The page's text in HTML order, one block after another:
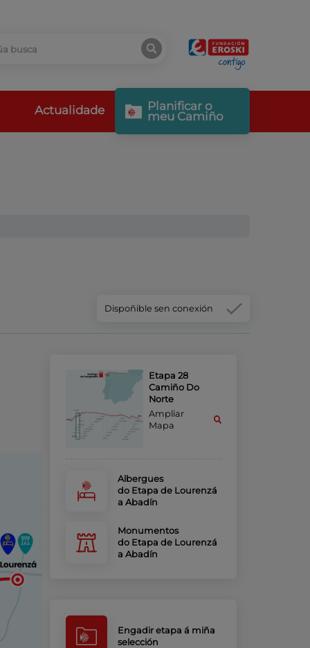
Actualidade Planificar o
meu Camiño
Dispoñible sen conexión
Etapa 28
Camiño Do
Norte
Ampliar
Mapa
Albergues
do Etapa de Lourenzá
a Abadín
Monumentos
do Etapa de Lourenzá
a Abadín
Engadir etapa á miña
selección